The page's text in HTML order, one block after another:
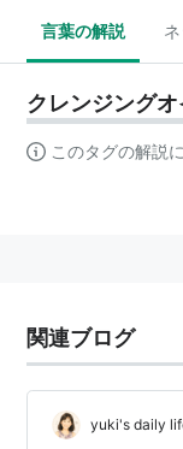
言葉の解説
クレンジング
このタグの解説
関連ブログ
yuki's daily